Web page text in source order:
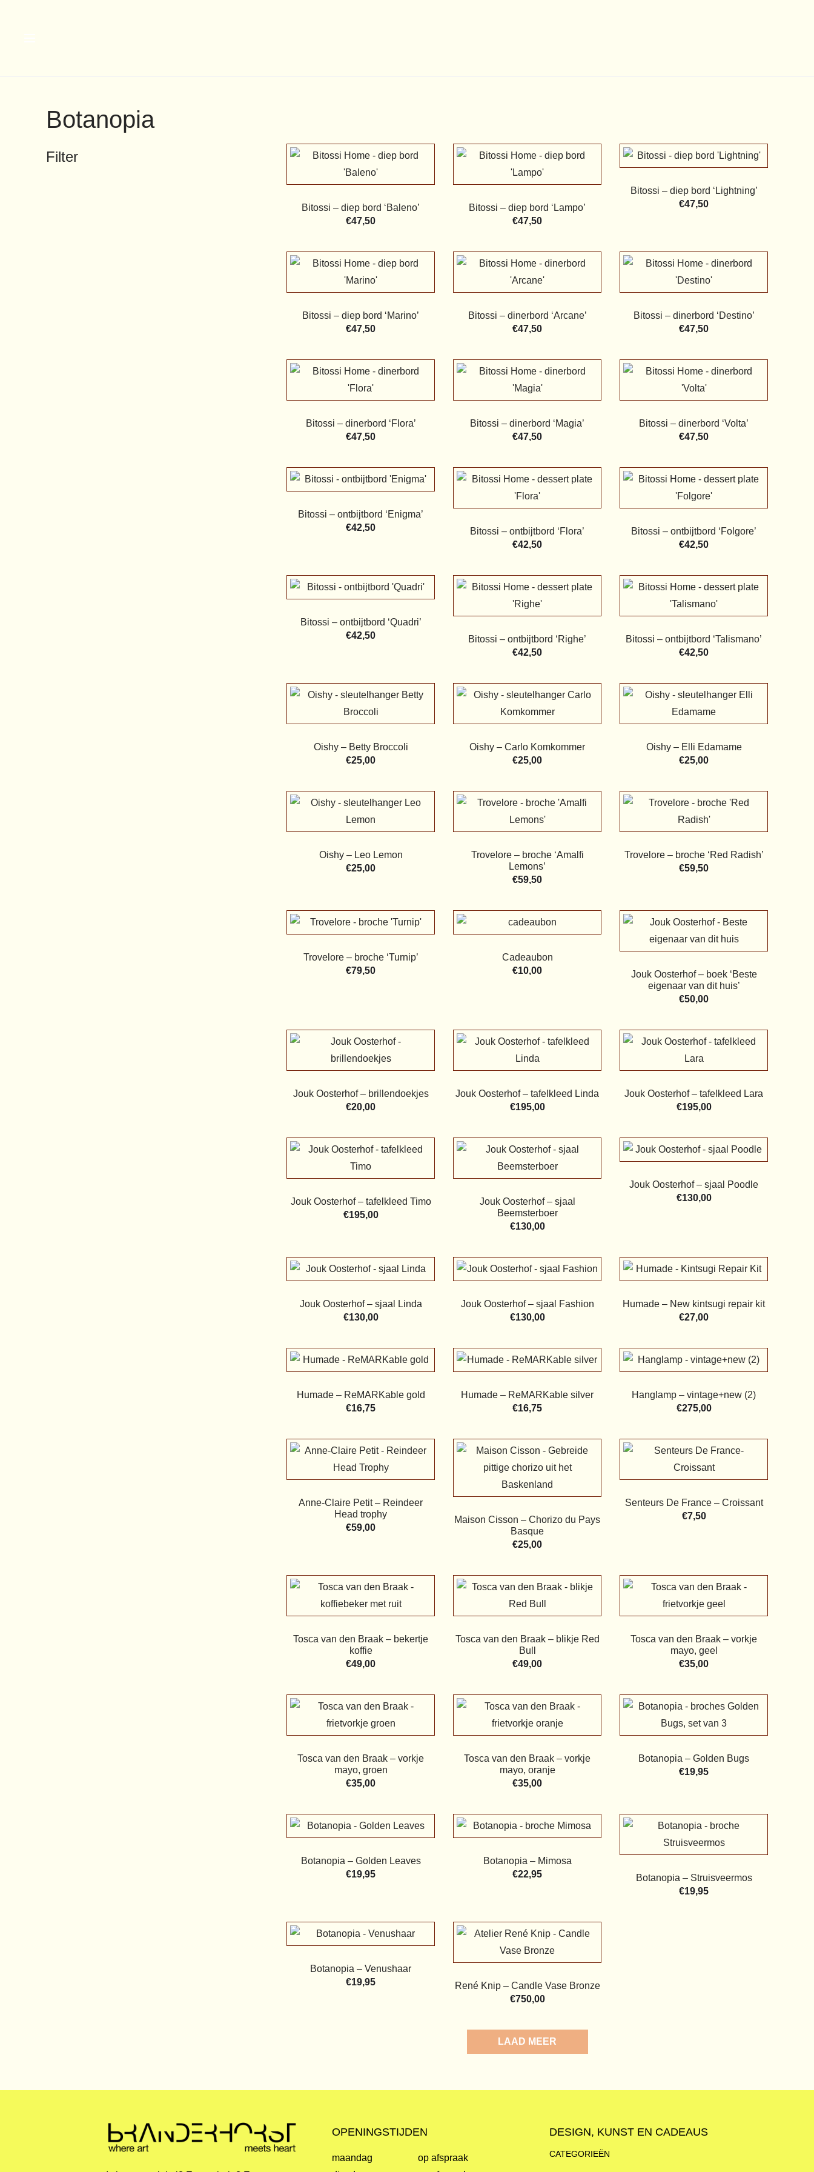
Botanopia
Filter
Bitossi – diep bord ‘Baleno’
€47,50
Bitossi – diep bord ‘Lampo’
€47,50
Bitossi – diep bord ‘Lightning’
€47,50
Bitossi – diep bord ‘Marino’
€47,50
Bitossi – dinerbord ‘Arcane’
€47,50
Bitossi – dinerbord ‘Destino’
€47,50
Bitossi – dinerbord ‘Flora’
€47,50
Bitossi – dinerbord ‘Magia’
€47,50
Bitossi – dinerbord ‘Volta’
€47,50
Bitossi – ontbijtbord ‘Enigma’
€42,50
Bitossi – ontbijtbord ‘Flora’
€42,50
Bitossi – ontbijtbord ‘Folgore’
€42,50
Bitossi – ontbijtbord ‘Quadri’
€42,50
Bitossi – ontbijtbord ‘Righe’
€42,50
Bitossi – ontbijtbord ‘Talismano’
€42,50
Oishy – Betty Broccoli
€25,00
Oishy – Carlo Komkommer
€25,00
Oishy – Elli Edamame
€25,00
Oishy – Leo Lemon
€25,00
Trovelore – broche ‘Amalfi
Lemons’
€59,50
Trovelore – broche ‘Red Radish’
€59,50
Trovelore – broche ‘Turnip’
€79,50
Cadeaubon
€10,00
Jouk Oosterhof – boek ‘Beste
eigenaar van dit huis’
€50,00
Jouk Oosterhof – brillendoekjes
€20,00
Jouk Oosterhof – tafelkleed Linda
€195,00
Jouk Oosterhof – tafelkleed Lara
€195,00
Jouk Oosterhof – tafelkleed Timo
€195,00
Jouk Oosterhof – sjaal
Beemsterboer
€130,00
Jouk Oosterhof – sjaal Poodle
€130,00
Jouk Oosterhof – sjaal Linda
€130,00
Jouk Oosterhof – sjaal Fashion
€130,00
Humade – New kintsugi repair kit
€27,00
Humade – ReMARKable gold
€16,75
Humade – ReMARKable silver
€16,75
Hanglamp – vintage+new (2)
€275,00
Anne-Claire Petit – Reindeer
Head trophy
€59,00
Maison Cisson – Chorizo du Pays
Basque
€25,00
Senteurs De France – Croissant
€7,50
Tosca van den Braak – bekertje
koffie
€49,00
Tosca van den Braak – blikje Red
Bull
€49,00
Tosca van den Braak – vorkje
mayo, geel
€35,00
Tosca van den Braak – vorkje
mayo, groen
€35,00
Tosca van den Braak – vorkje
mayo, oranje
€35,00
Botanopia – Golden Bugs
€19,95
Botanopia – Golden Leaves
€19,95
Botanopia – Mimosa
€22,95
Botanopia – Struisveermos
€19,95
Botanopia – Venushaar
€19,95
René Knip – Candle Vase Bronze
€750,00
LOAD MORE
OPENINGSTIJDEN
maandag
op afspraak
DESIGN, KUNST EN CADEAUS
CATEGORIEËN